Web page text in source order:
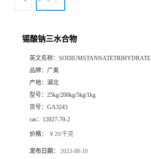
锡酸钠三水合物
英文名称： SODIUMSTANNATETRIHYDRATE
品牌： 广奥
产地： 湖北
型号： 25kg/200kg/5kg/1kg
货号： GA3243
cas： 12027-70-2
价格： ￥20/千克
发布日期： 2023-08-10